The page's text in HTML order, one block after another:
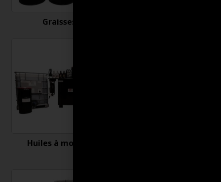
Graisses
Huiles à moteur